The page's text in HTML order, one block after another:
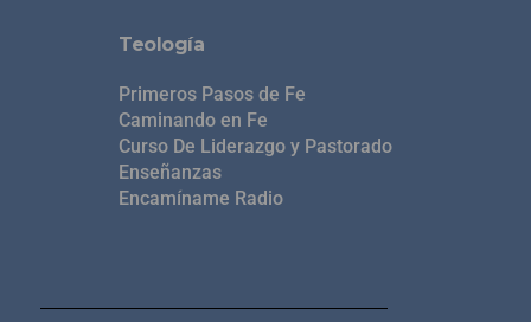
Teología
Primeros Pasos de Fe
Caminando en Fe
Curso De Liderazgo y Pastorado
Enseñanzas
Encamíname Radio